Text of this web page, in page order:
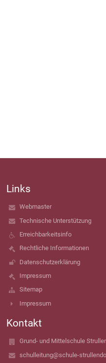
Links
Webmaster
Technische Unterstützung
Erreichbarkeitsinfo
Rechtliche Informationen
Datenschutzerklärung
Impressum
Sitemap
Impressum
Kontakt
Grund- und Mittelschule
schulleitung@schule-